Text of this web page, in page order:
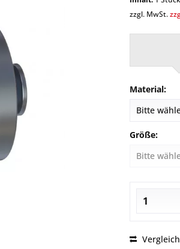
zzgl. MwSt.
Material:
Größe: